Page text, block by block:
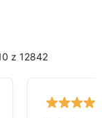
z 12842